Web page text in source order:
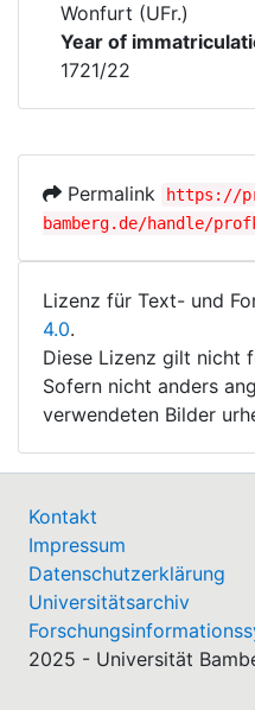
Wonfurt (UFr.)
Year of
1721/22
Permalink
https://
bamberg.de/handle/
Lizenz für Text- und
4.0.
Diese Lizenz gilt nicht
Sofern nicht anders
verwendeten Bilder
Kontakt
Impressum
Datenschutzerklärung
Universitätsarchiv
2025 - Universität